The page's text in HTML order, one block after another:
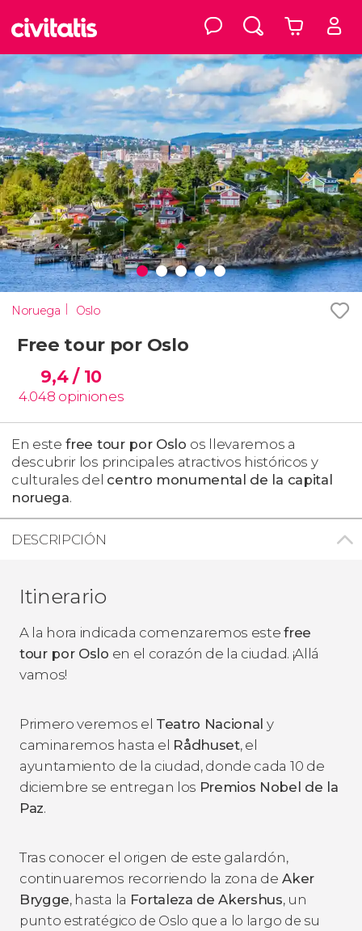
Noruega Oslo
Free tour por Oslo
9,4/ 10
4.048 opiniones
En este free tour por Oslo os llevaremos a
descubrir los principales atractivos históricos y
culturales del centro monumental de la capital
noruega.
DESCRIPCIÓN
Itinerario
A la hora indicada comenzaremos estefree
tour por Oslo en el corazón de la ciudad. ¡Allá
vamos!
Primero veremos el Teatro Nacional y
caminaremos hasta el Rådhuset​, el
ayuntamiento de la ciudad, donde cada 10 de
diciembre se entregan los Premios Nobel de la
Paz.
Tras conocer el origen de este galardón,
continuaremos recorriendo la zona de Aker
Brygge, hasta la Fortaleza de Akershus, un
punto estratégico de Oslo que a lo largo de su